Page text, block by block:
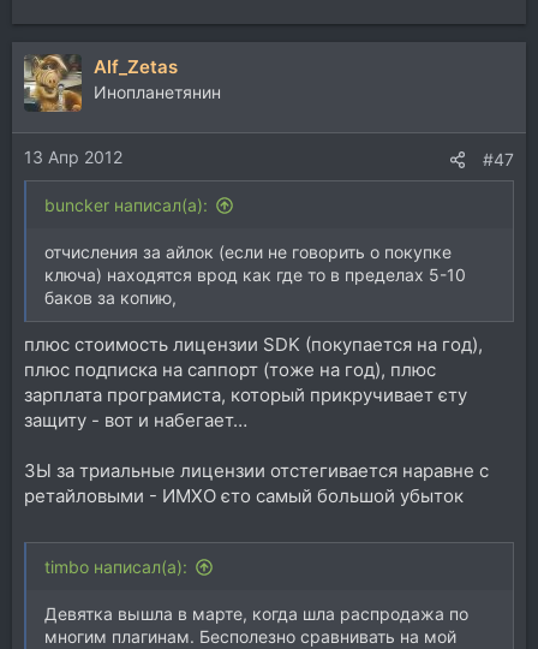
Alf_Zetas
Инопланетянин
13 Апр 2012 #47
buncker написал(а):
отчисления за айлок (если не говорить о покупке
ключа) находятся врод как где то в пределах 5-10
баков за копию,
плюс стоимость лицензии SDK (покупается на год),
плюс подписка на саппорт (тоже на год), плюс
зарплата програмиста, который прикручивает єту
защиту - вот и набегает…
ЗЫ за триальные лицензии отстегивается наравне с
ретайловыми - ИМХО єто самый большой убыток
timbo написал(а):
Девятка вышла в марте, когда шла распродажа по
многим плагинам. Бесполезно сравнивать на мой